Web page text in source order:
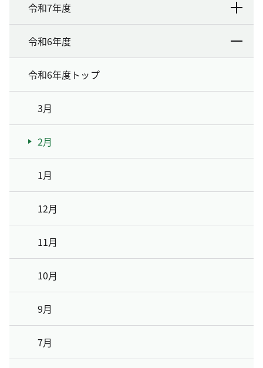
令和7年度
令和6年度
令和6年度トップ
3月
2月
1月
12月
11月
10月
9月
7月